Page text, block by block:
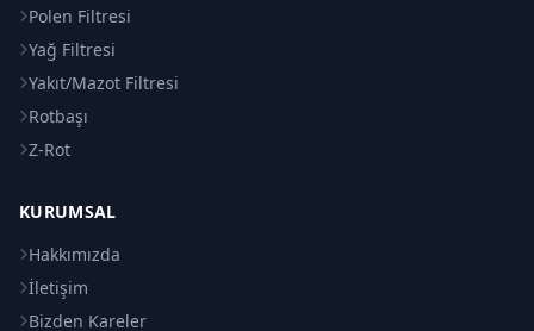
Polen Filtresi
Yağ Filtresi
Yakıt/Mazot Filtresi
Rotbaşı
Z-Rot
KURUMSAL
Hakkımızda
İletişim
Bizden Kareler